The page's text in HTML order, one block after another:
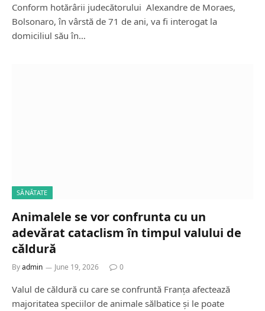
Conform hotărârii judecătorului Alexandre de Moraes,
Bolsonaro, în vârstă de 71 de ani, va fi interogat la
domiciliul său în…
SĂNĂTATE
Animalele se vor confrunta cu un
adevărat cataclism în timpul valului de
căldură
Byadmin June 19, 2026 0
Valul de căldură cu care se confruntă Franța afectează
majoritatea speciilor de animale sălbatice și le poate